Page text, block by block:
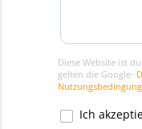
Diese Website ist
gelten die Google-
Ich